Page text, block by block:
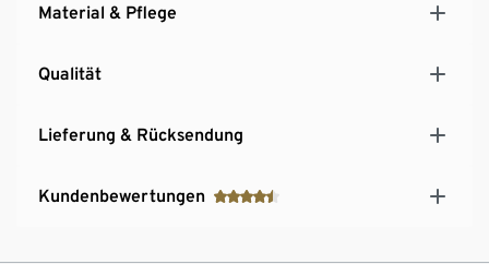
Material & Pflege
Qualität
Lieferung & Rücksendung
Kundenbewertungen